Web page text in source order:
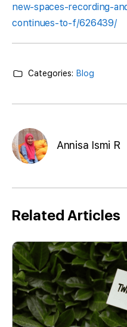
new-spaces-recording-
continues-to-f/626439/
Categories: Blog
Annisa Ismi R
Related Articles